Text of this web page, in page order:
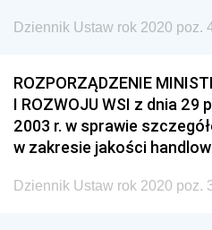
Dziennik Ustaw rok 2020 poz.
ROZPORZĄDZENIE
I ROZWOJU WSI z dnia 29
2003 r. w sprawie
w zakresie jakości
Dziennik Ustaw rok 2020 poz.